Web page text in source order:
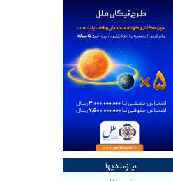
نیازمندیها